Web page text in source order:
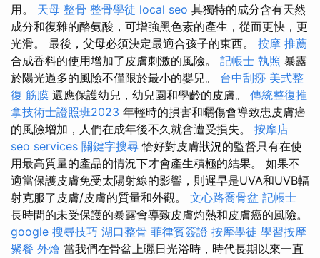
用。 天母 整骨 整骨學徒 local seo 其獨特的成分含有天然
成分和復雜的酪氨酸，可增強黑色素的產生，從而更快，更
光滑。 最後，父母必須決定最適合孩子的東西。 按摩 推薦
合成香料的使用增加了皮膚刺激的風險。 記帳士 執照 暴露
於陽光過多的風險不僅限於最小的嬰兒。 台中刮痧 美式整
復 筋膜 還應保護幼兒，幼兒園和學齡的皮膚。 傳統整復推
拿技術士證照班2023 年輕時的損害和曬傷會導致患皮膚癌
的風險增加，人們在成年後不久就會遭受損失。 按摩店
seo services 關鍵字搜尋 恰好對皮膚狀況的監督只有在使
用最高質量的產品的情況下才會產生積極的結果。 如果不
適當保護皮膚免受太陽射線的影響，則遲早是UVA和UVB輻
射克服了皮膚/皮膚的質量和外觀。 文心路喬骨盆 記帳士
長時間的未受保護的暴露會導致皮膚灼熱和皮膚癌的風險。
google 搜尋技巧 湖口整骨 菲律賓簽證 按摩學徒 學習按摩
聚餐 外燴 當我們在骨盆上曬日光浴時，時代長期以來一直